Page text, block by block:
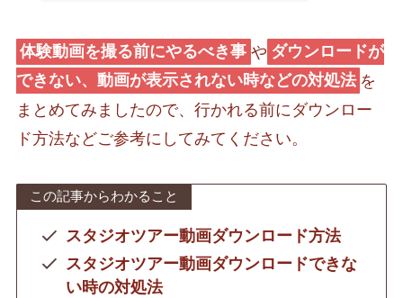
体験動画を撮る前にやるべき事 や ダウンロードが
できない、動画が表示されない時などの対処法 を
まとめてみましたので、行かれる前にダウンロー
ド方法などご参考にしてみてください。
この記事からわかること
スタジオツアー動画ダウンロード方法
スタジオツアー動画ダウンロードできな
い時の対処法